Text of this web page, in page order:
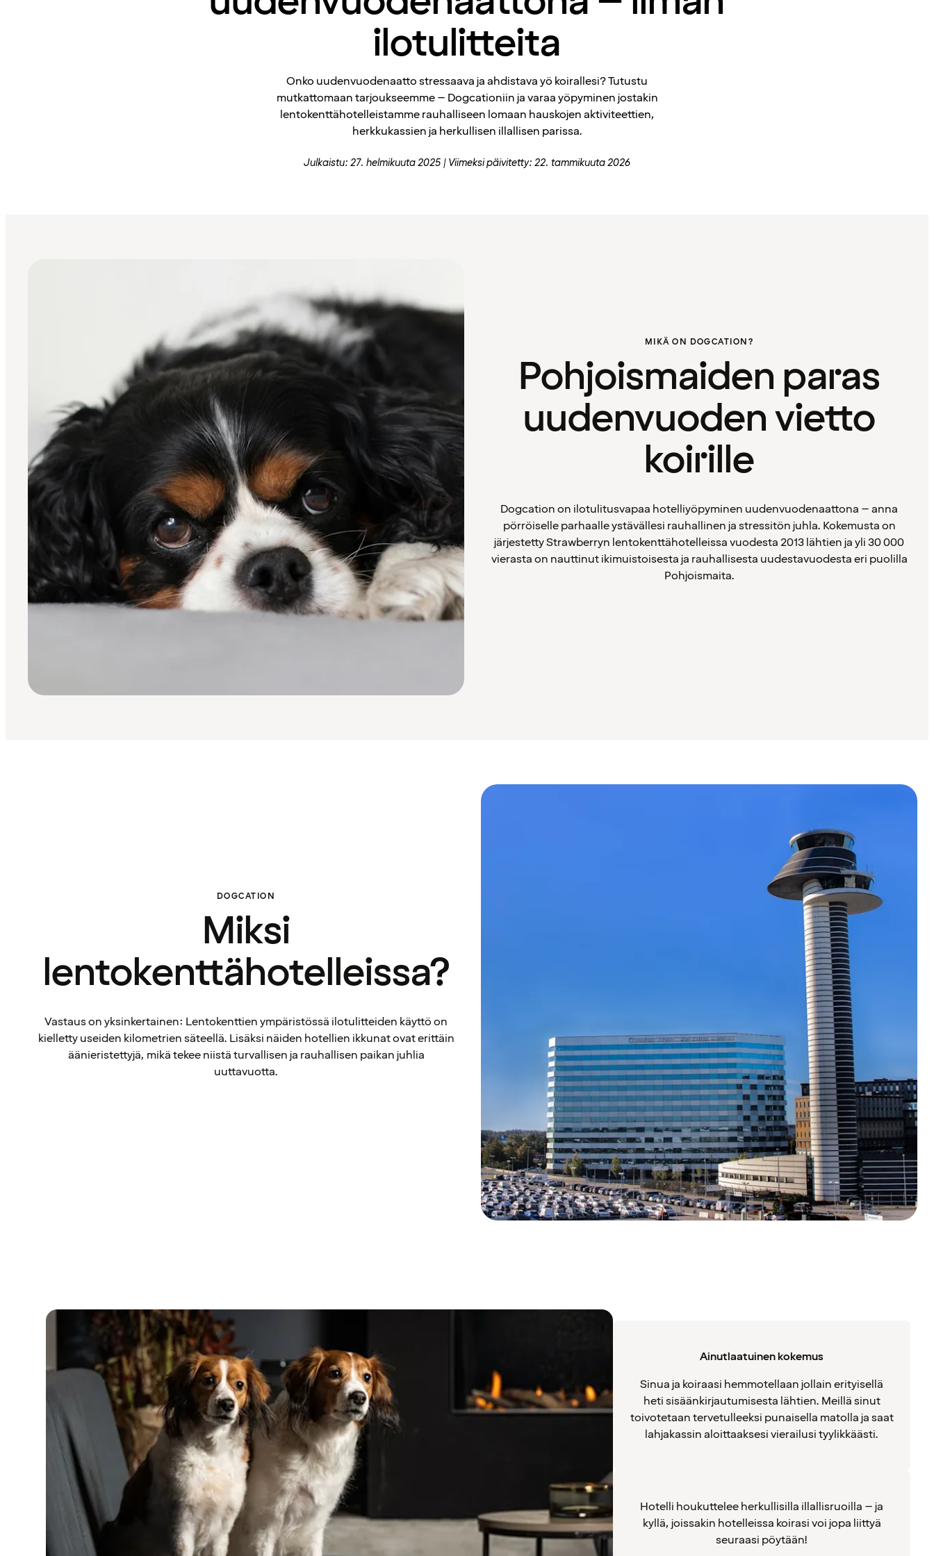
ilotulitteita
Onko uudenvuodenaatto stressaava ja ahdistava yö koirallesi? Tutustu
mutkattomaan tarjoukseemme – Dogcationiin ja varaa yöpyminen jostakin
lentokenttähotelleistamme rauhalliseen lomaan hauskojen aktiviteettien,
herkkukassien ja herkullisen illallisen parissa.
Julkaistu: 27. helmikuuta 2025 Viimeksi päivitetty: 22. tammikuuta 2026
MIKÄ ON DOGCATION?
Pohjoismaiden paras
uudenvuoden vietto
koirille
Dogcation on ilotulitusvapaa hotelliyöpyminen uudenvuodenaattona – anna
pörröiselle parhaalle ystävällesi rauhallinen ja stressitön juhla. Kokemusta on
järjestetty Strawberryn lentokenttähotelleissa vuodesta 2013 lähtien ja yli 30 000
vierasta on nauttinut ikimuistoisesta ja rauhallisesta uudestavuodesta eri puolilla
Pohjoismaita.
DOGCATION
Miksi
lentokenttähotelleissa?
Vastaus on yksinkertainen: Lentokenttien ympäristössä ilotulitteiden käyttö on
kielletty useiden kilometrien säteellä. Lisäksi näiden hotellien ikkunat ovat erittäin
äänieristettyjä, mikä tekee niistä turvallisen ja rauhallisen paikan juhlia
uuttavuotta.
Ainutlaatuinen kokemus
Sinua ja koiraasi hemmotellaan jollain erityisellä
heti sisäänkirjautumisesta lähtien. Meillä sinut
toivotetaan tervetulleeksi punaisella matolla ja saat
lahjakassin aloittaaksesi vierailusi tyylikkäästi.
Hotelli houkuttelee herkullisilla illallisruoilla – ja
kyllä, joissakin hotelleissa koirasi voi jopa liittyä
seuraasi pöytään!